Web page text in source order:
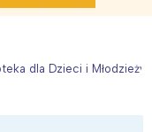
dla Dzieci i Młodzieży